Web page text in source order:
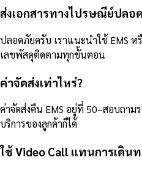
ส่งเอกสารทางไปรษณีย์ปลอ
ปลอดภัยครับ เราแนะนำใช้ EMS
เลขพัสดุติดตามทุกขั้นตอน
ค่าจัดส่งเท่าไหร่?
ค่าจัดส่งคืน EMS อยู่ที่ 50–สอบถาม
บริการของลูกค้าก็ได้
ใช้ Video Call แทนการเดิน